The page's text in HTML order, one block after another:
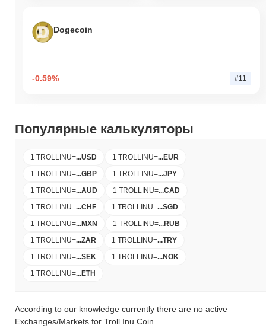
Dogecoin
-0.59% #11
Популярные калькуляторы
1 TROLLINU=...USD 1 TROLLINU=...EUR
1 TROLLINU=...GBP 1 TROLLINU=...JPY
1 TROLLINU=...AUD 1 TROLLINU=...CAD
1 TROLLINU=...CHF 1 TROLLINU=...SGD
1 TROLLINU=...MXN 1 TROLLINU=...RUB
1 TROLLINU=...ZAR 1 TROLLINU=...TRY
1 TROLLINU=...SEK 1 TROLLINU=...NOK
1 TROLLINU=...ETH
According to our knowledge currently there are no active
Exchanges/Markets for Troll Inu Coin.